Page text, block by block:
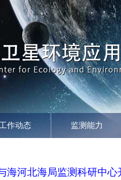
工作动态 监测能力
海河北海局监测科研中